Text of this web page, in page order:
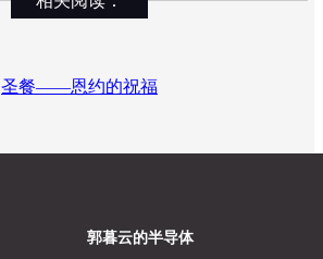
圣餐——恩约的祝福
郭暮云的半导体